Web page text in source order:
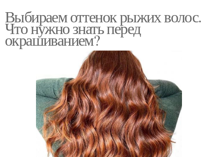
Выбираем оттенок рыжих волос.
Что нужно знать перед
окрашиванием?